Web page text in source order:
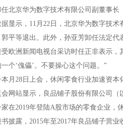
京华为数字技术有限公司副董事长
示，11月22日，北京华为数字技术
平等退出。此外，孙亚芳卸任法定代
洲新闻电视台采访时任正非表示，
个‘傀儡’。不要操心这个问题。”
28日上会，休闲零食行业加速资本
站显示，良品铺子股份有限公司（
在2019年登陆A股市场的零食企业，
露，2015年至2017年良品铺子营业